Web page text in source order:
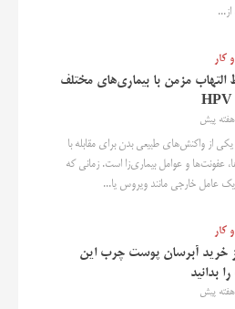
از...
کار
التهاب مزمن با بیماری‌های مختلف
یکی از واکنش‌های طبیعی بدن برای مقابله با
عفونت‌ها و عوامل بیماری‌زا است. زمانی که
یک عامل خارجی مانند ویروس یا...
کار
خرید آبرسان پوست چرب این
بدانید